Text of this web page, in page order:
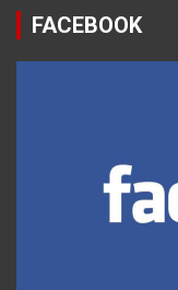
FACEBOOK